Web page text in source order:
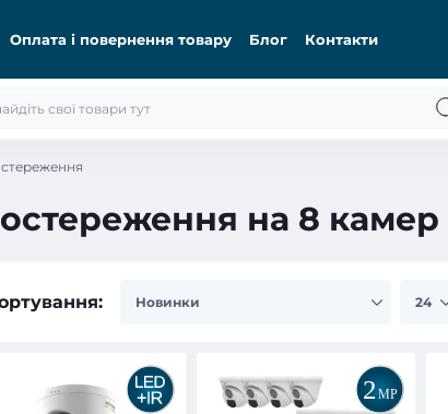
Оплата і повернення товару Блог Контакти
на 8 камер